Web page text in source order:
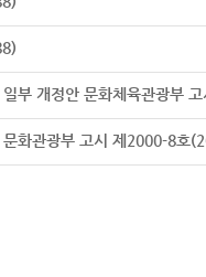
일부 개정안 문화체육관광부
문화관광부 고시 제2000-8호